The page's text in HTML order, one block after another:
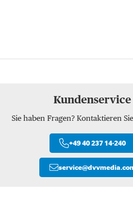
Kundenservice
Sie haben Fragen? Kontaktieren
+49 40 237 14-240
service@